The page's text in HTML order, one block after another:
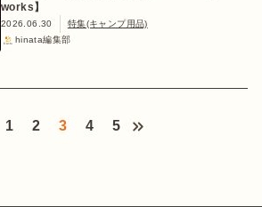
works】
2026.06.30
特集(キャンプ用品)
hinata編集部
1 2 3 4 5